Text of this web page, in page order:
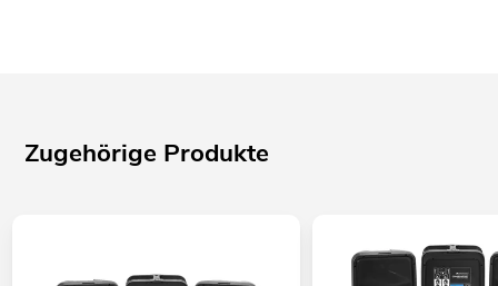
Zugehörige Produkte